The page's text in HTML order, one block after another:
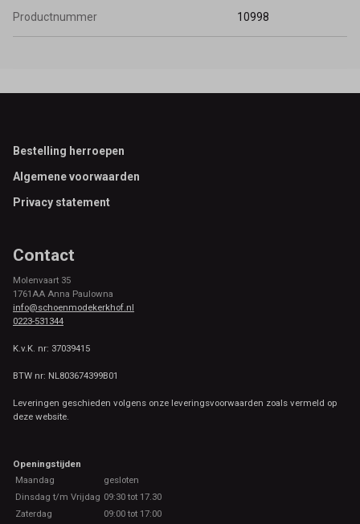
Productnummer 10998
Footer
Bestelling herroepen
Algemene voorwaarden
Privacy statement
Contact
Molenvaart 35
1761AA Anna Paulowna
info@schoenmodekerkhof.nl
0223-531344
K.v.K. nr: 37039415
BTW nr: NL803674399B01
Leveringen geschieden volgens onze leveringsvoorwaarden zoals vermeld op
deze website.
Openingstijden
Maandag
gesloten
Dinsdag t/m Vrijdag 09:30 tot 17.30
Zaterdag
09:00 tot 17:00